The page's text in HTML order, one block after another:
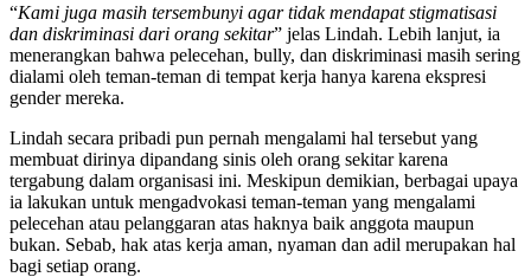
“Kami juga masih tersembunyi agar tidak mendapat stigmatisasi
dan diskriminasi dari orang sekitar” jelas Lindah. Lebih lanjut, ia
menerangkan bahwa pelecehan, bully, dan diskriminasi masih sering
dialami oleh teman-teman di tempat kerja hanya karena ekspresi
gender mereka.
Lindah secara pribadi pun pernah mengalami hal tersebut yang
membuat dirinya dipandang sinis oleh orang sekitar karena
tergabung dalam organisasi ini. Meskipun demikian, berbagai upaya
ia lakukan untuk mengadvokasi teman-teman yang mengalami
pelecehan atau pelanggaran atas haknya baik anggota maupun
bukan. Sebab, hak atas kerja aman, nyaman dan adil merupakan hal
bagi setiap orang.